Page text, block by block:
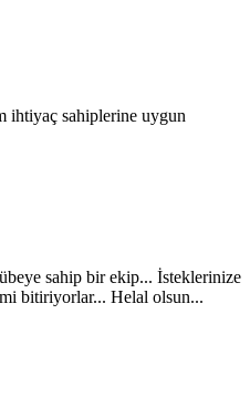
ihtiyaç sahiplerine uygun
sahip bir ekip... İsteklerinize
bitiriyorlar... Helal olsun...